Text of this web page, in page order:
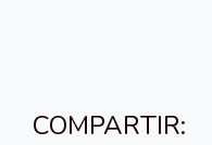
COMPARTIR: